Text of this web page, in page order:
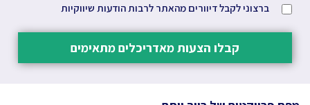
ברצוני לקבל דיוורים מהאתר לרבות הודעות שיווקיות
קבלו הצעות מאדריכלים מתאימים